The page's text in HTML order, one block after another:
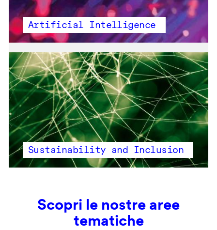
Artificial Intelligence
Sustainability and Inclusion
Scopri le nostre aree
tematiche